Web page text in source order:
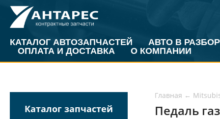
КАТАЛОГ АВТОЗАПЧАСТЕЙ
АВТО В РАЗБОР
ОПЛАТА И ДОСТАВКА
О КОМПАНИИ
Каталог запчастей
Главная ←
Педаль